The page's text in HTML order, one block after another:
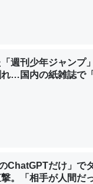
大問題＝「昆虫はなぜ海
を大量に使う脊椎動
なったり努力してるし
大問題＝「昆虫はなぜ海
週刊少年ジャンプ
…国内の紙雑誌で
ChatGPTだけ」で
。「相手が人間だ